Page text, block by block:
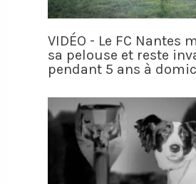
VIDÉO - Le FC Nantes
sa pelouse et reste
pendant 5 ans à